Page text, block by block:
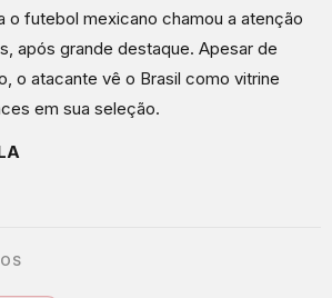
o futebol mexicano chamou a atenção
após grande destaque. Apesar de
o atacante vê o Brasil como vitrine
em sua seleção.